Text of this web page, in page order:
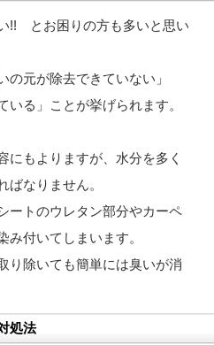
!! とお困りの方も多いと思い
の元が除去できていない」
いる」ことが挙げられます。
にもよりますが、水分を多く
ばなりません。
ートのウレタン部分やカーペ
み付いてしまいます。
り除いても簡単には臭いが消
処法